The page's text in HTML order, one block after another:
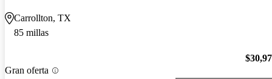
Carrollton, TX
85 millas
Gran oferta